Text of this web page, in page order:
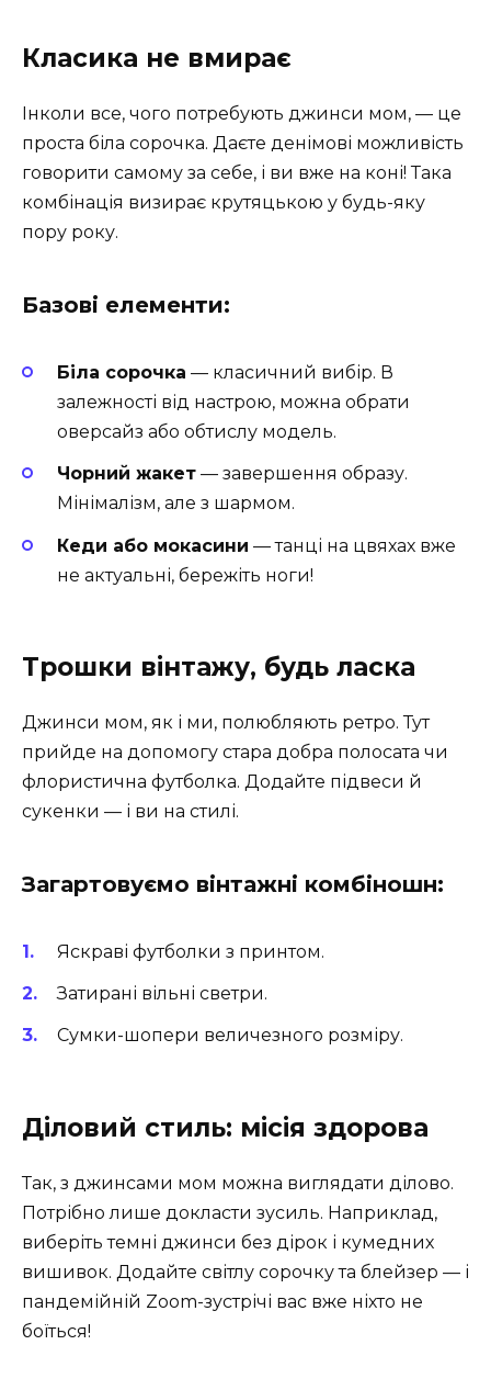
Класика не вмирає
Інколи все, чого потребують джинси мом, — це
проста біла сорочка. Даєте денімові можливість
говорити самому за себе, і ви вже на коні! Така
комбінація визирає крутяцькою у будь-яку
пору року.
Базові елементи:
Біла сорочка — класичний вибір. В
залежності від настрою, можна обрати
оверсайз або обтислу модель.
Чорний жакет — завершення образу.
Мінімалізм, але з шармом.
Кеди або мокасини — танці на цвяхах вже
не актуальні, бережіть ноги!
Трошки вінтажу, будь ласка
Джинси мом, як і ми, полюбляють ретро. Тут
прийде на допомогу стара добра полосата чи
флористична футболка. Додайте підвеси й
сукенки — і ви на стилі.
Загартовуємо вінтажні комбіношн:
Яскраві футболки з принтом.
Затирані вільні светри.
Сумки-шопери величезного розміру.
Діловий стиль: місія здорова
Так, з джинсами мом можна виглядати ділово.
Потрібно лише докласти зусиль. Наприклад,
виберіть темні джинси без дірок і кумедних
вишивок. Додайте світлу сорочку та блейзер — і
пандемійній Zoom-зустрічі вас вже ніхто не
боїться!